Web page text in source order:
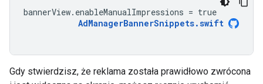
bannerView. enableManualImpressions = true
AdManagerBannerSnippets.swift
Gdy stwierdzisz, że reklama została prawidłowo zwrócona